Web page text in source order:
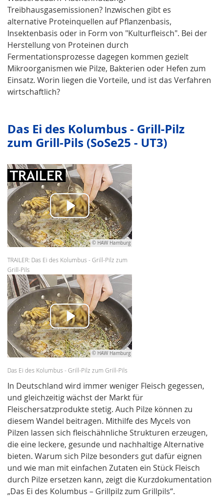
Treibhausgasemissionen? Inzwischen gibt es
alternative Proteinquellen auf Pflanzenbasis,
Insektenbasis oder in Form von "Kulturfleisch". Bei der
Herstellung von Proteinen durch
Fermentationsprozesse dagegen kommen gezielt
Mikroorganismen wie Pilze, Bakterien oder Hefen zum
Einsatz. Worin liegen die Vorteile, und ist das Verfahren
wirtschaftlich?
Das Ei des Kolumbus - Grill-Pilz
zum Grill-Pils (SoSe25 - UT3)
© HAW Hamburg
TRAILER: Das Ei des Kolumbus - Grill-Pilz zum
Grill-Pils
© HAW Hamburg
Das Ei des Kolumbus - Grill-Pilz zum Grill-Pils
In Deutschland wird immer weniger Fleisch gegessen,
und gleichzeitig wächst der Markt für
Fleischersatzprodukte stetig. Auch Pilze können zu
diesem Wandel beitragen. Mithilfe des Mycels von
Pilzen lassen sich fleischähnliche Strukturen erzeugen,
die eine leckere, gesunde und nachhaltige Alternative
bieten. Warum sich Pilze besonders gut dafür eignen
und wie man mit einfachen Zutaten ein Stück Fleisch
durch Pilze ersetzen kann, zeigt die Kurzdokumentation
„Das Ei des Kolumbus – Grillpilz zum Grillpils“.